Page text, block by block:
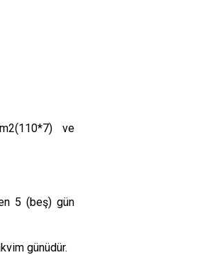
ve
5 (beş) gün
günüdür.